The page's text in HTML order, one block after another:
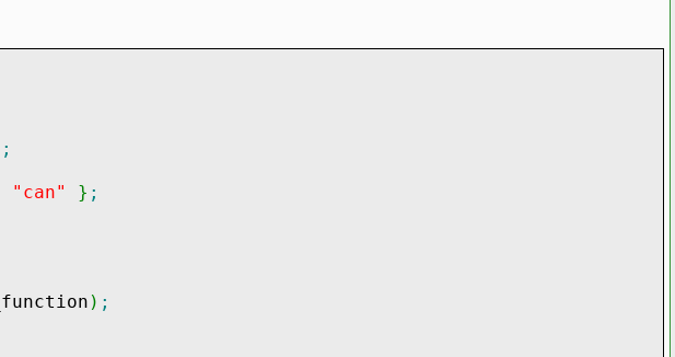
;
"can" } ;
) ;